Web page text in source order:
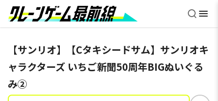
【サンリオ】【Cタキシードサム】サンリオキ
ャラクターズ いちご新聞50周年BIGぬいぐる
み②